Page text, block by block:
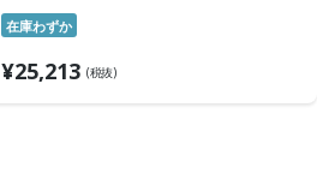
ブラック/スピーカー：なし/コンパ
クト&軽量で場所を選ばず業務効率
アップ
在庫わずか
¥25,213 (税抜)